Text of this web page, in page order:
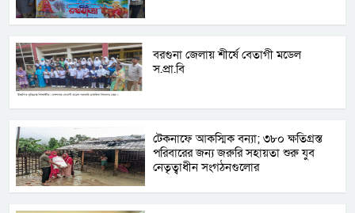
বরগুনা জেলায় শীর্ষে বেতাগী মডেল
স.প্রা.বি
টেকনাফে আকস্মিক বন্যা; ৩৮০ ক্ষতিগ্রস্ত
পরিবারের জন্য জরুরি সহায়তা শুরু যুব
নেতৃত্বাধীন সংগঠনগুলোর